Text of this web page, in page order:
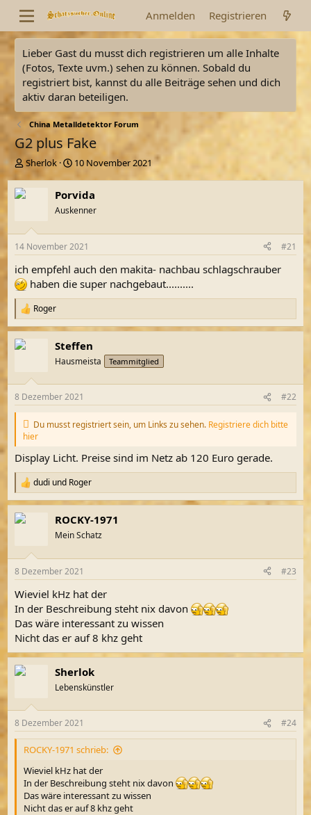
Anmelden Registrieren
Lieber Gast du musst dich registrieren um alle Inhalte
(Fotos, Texte uvm.) sehen zu können. Sobald du
registriert bist, kannst du alle Beiträge sehen und dich
aktiv daran beteiligen.
China Metalldetektor Forum
G2 plus Fake
E
t
l
e
Sherlok
E
t
e
l
t
m
10 November 2021
Porvida
Auskenner
14 November 2021 #21
ich empfehl auch den makita- nachbau schlagschrauber
haben die super nachgebaut..........
R
e
a
k
e
Roger
Steffen
Hausmeista Teammitglied
8 Dezember 2021 #22
Du musst registriert sein, um Links zu sehen. Registriere dich bitte
hier
Display Licht. Preise sind im Netz ab 120 Euro gerade.
R
e
a
k
e
:
dudi und Roger
ROCKY-1971
Mein Schatz
8 Dezember 2021 #23
Wieviel kHz hat der
In der Beschreibung steht nix davon
Das wäre interessant zu wissen
Nicht das er auf 8 khz geht
Sherlok
Lebenskünstler
8 Dezember 2021 #24
ROCKY-1971 schrieb:
Wieviel kHz hat der
In der Beschreibung steht nix davon
Das wäre interessant zu wissen
Nicht das er auf 8 khz geht